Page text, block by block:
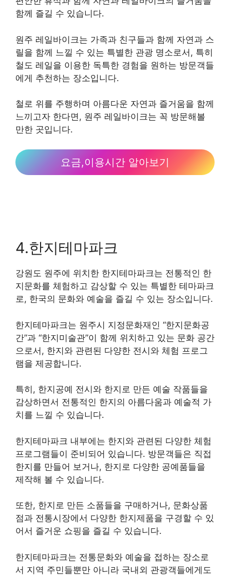
함께 즐길 수 있습니다.
원주 레일바이크는 가족과 친구들과 함께 자연과 스
릴을 함께 느낄 수 있는 특별한 관광 명소로서, 특히
철도 레일을 이용한 독특한 경험을 원하는 방문객들
에게 추천하는 장소입니다.
철로 위를 주행하며 아름다운 자연과 즐거움을 함께
느끼고자 한다면, 원주 레일바이크는 꼭 방문해볼
만한 곳입니다.
요금,이용시간 알아보기
4.한지테마파크
강원도 원주에 위치한 한지테마파크는 전통적인 한
지문화를 체험하고 감상할 수 있는 특별한 테마파크
로, 한국의 문화와 예술을 즐길 수 있는 장소입니다.
한지테마파크는 원주시 지정문화재인 “한지문화공
간”과 “한지미술관”이 함께 위치하고 있는 문화 공간
으로서, 한지와 관련된 다양한 전시와 체험 프로그
램을 제공합니다.
특히, 한지공예 전시와 한지로 만든 예술 작품들을
감상하면서 전통적인 한지의 아름다움과 예술적 가
치를 느낄 수 있습니다.
한지테마파크 내부에는 한지와 관련된 다양한 체험
프로그램들이 준비되어 있습니다. 방문객들은 직접
한지를 만들어 보거나, 한지로 다양한 공예품들을
제작해 볼 수 있습니다.
또한, 한지로 만든 소품들을 구매하거나, 문화상품
점과 전통시장에서 다양한 한지제품을 구경할 수 있
어서 즐거운 쇼핑을 즐길 수 있습니다.
한지테마파크는 전통문화와 예술을 접하는 장소로
서 지역 주민들뿐만 아니라 국내외 관광객들에게도